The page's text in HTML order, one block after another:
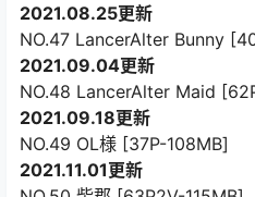
2021.08.25更新
NO.47 LancerAlter Bunny
2021.09.04更新
NO.48 LancerAlter Maid
2021.09.18更新
NO.49 OL様 [37P-108MB]
2021.11.01更新